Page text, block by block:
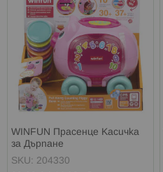
WINFUN Прасенце Касичка
за Дърпане
SKU: 204330